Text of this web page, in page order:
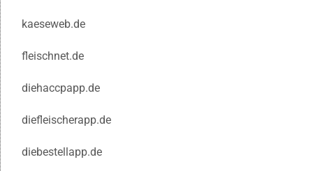
kaeseweb.de
fleischnet.de
diehaccpapp.de
diefleischerapp.de
diebestellapp.de